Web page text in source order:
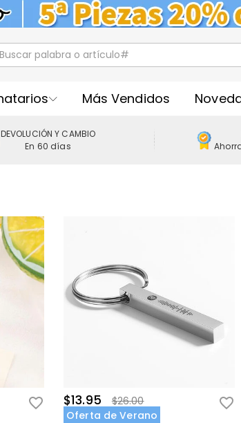
Más Vendidos
DEVOLUCIÓN Y CAMBIO
En 60 días
$13.95
$26.00
Oferta de Verano